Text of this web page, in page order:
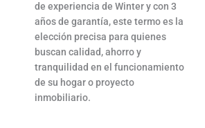
de experiencia de Winter y con 3
años de garantía, este termo es la
elección precisa para quienes
buscan calidad, ahorro y
tranquilidad en el funcionamiento
de su hogar o proyecto
inmobiliario.